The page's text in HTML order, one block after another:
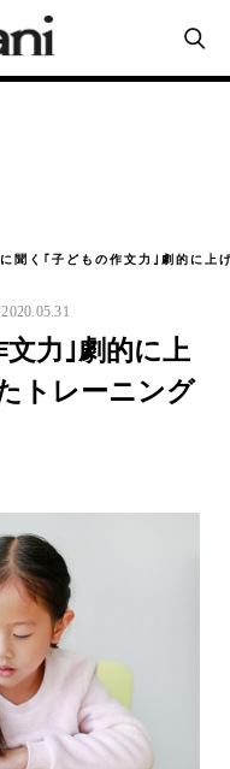
聞く｢子どもの作文力｣劇的に上
2020.05.31
力｣劇的に上
トレーニング